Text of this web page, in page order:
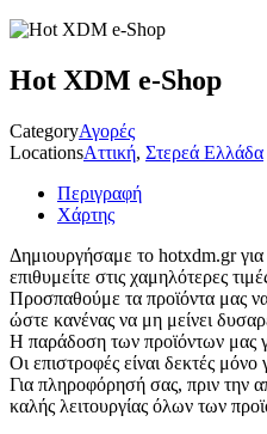
Hot XDM e-Shop
CategoryΑγορές
LocationsΑττική, Στερεά Ελλάδα
Περιγραφή
Χάρτης
Δημιουργήσαμε το hotxdm.gr
επιθυμείτε στις χαμηλότερες
Προσπαθούμε τα προϊόντα μας
ώστε κανένας να μη μείνει
Η παράδοση των προϊόντων μας
Οι επιστροφές είναι δεκτές μόνο
Για πληροφόρησή σας, πριν την
καλής λειτουργίας όλων των